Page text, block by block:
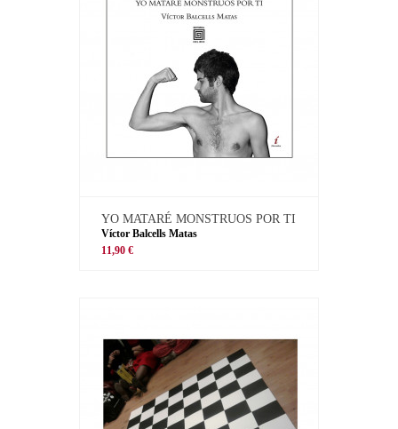
YO MATARÉ MONSTRUOS POR TI
Víctor Balcells Matas
11,90 €